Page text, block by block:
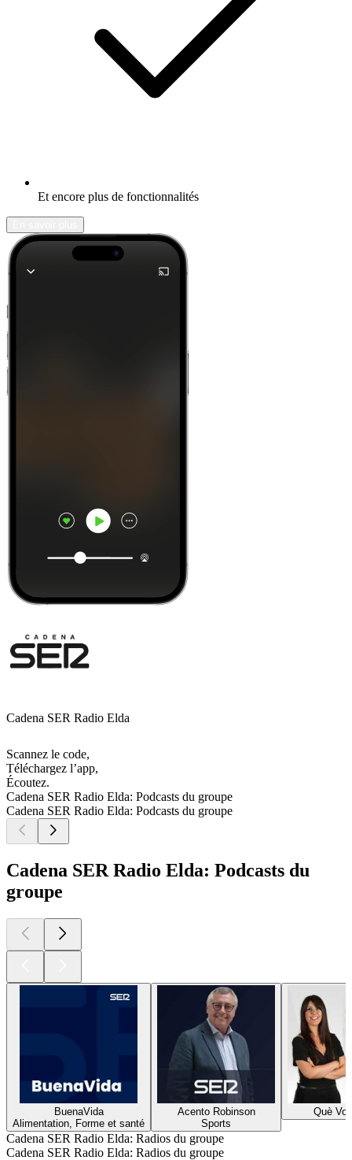
Et encore plus de fonctionnalités
Cadena SER Radio Elda
Scannez le code,
Téléchargez l’app,
Écoutez.
Cadena SER Radio Elda: Podcasts du groupe
Cadena SER Radio Elda: Podcasts du groupe
Cadena SER Radio Elda: Podcasts du
groupe
BuenaVida
Alimentation, Forme et santé
Acento Robinson
Sports
Què
Cadena SER Radio Elda: Radios du groupe
Cadena SER Radio Elda: Radios du groupe